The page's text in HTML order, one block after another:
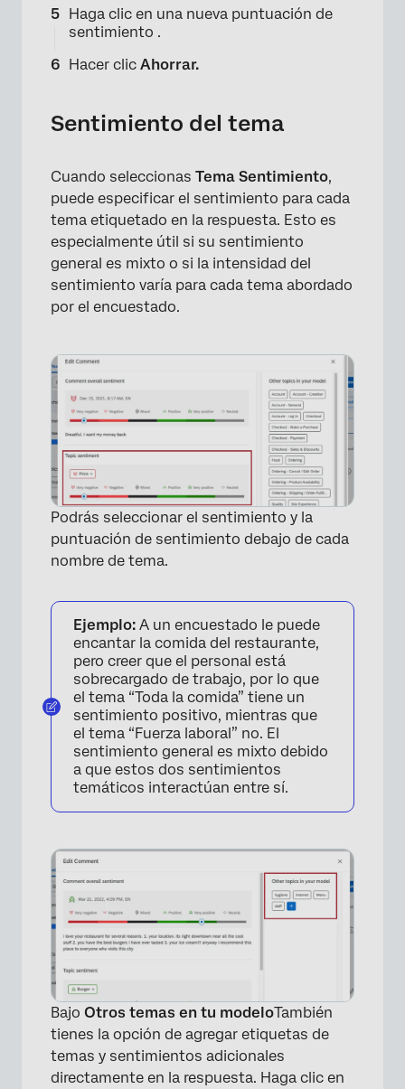
×
×
Haga clic en una nueva puntuación de
sentimiento .
Hacer clic Ahorrar.
Sentimiento del tema
Cuando seleccionas Tema Sentimiento,
puede especificar el sentimiento para cada
tema etiquetado en la respuesta. Esto es
especialmente útil si su sentimiento
general es mixto o si la intensidad del
sentimiento varía para cada tema abordado
por el encuestado.
Podrás seleccionar el sentimiento y la
puntuación de sentimiento debajo de cada
nombre de tema.
Ejemplo: A un encuestado le puede
encantar la comida del restaurante,
pero creer que el personal está
sobrecargado de trabajo, por lo que
el tema “Toda la comida” tiene un
sentimiento positivo, mientras que
el tema “Fuerza laboral” no. El
sentimiento general es mixto debido
a que estos dos sentimientos
temáticos interactúan entre sí.
Bajo Otros temas en tu modeloTambién
tienes la opción de agregar etiquetas de
temas y sentimientos adicionales
directamente en la respuesta. Haga clic en